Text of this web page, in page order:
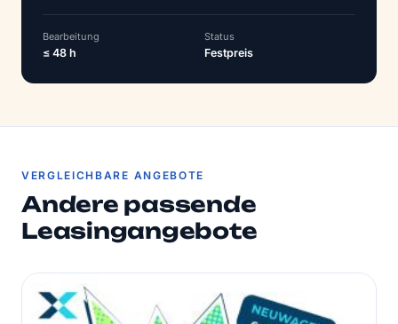
Bearbeitung
≤ 48 h
Status
Festpreis
VERGLEICHBARE ANGEBOTE
Andere passende
Leasingangebote